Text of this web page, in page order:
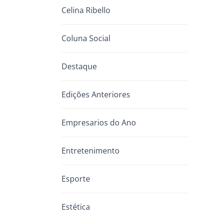
Celina Ribello
Coluna Social
Destaque
Edições Anteriores
Empresarios do Ano
Entretenimento
Esporte
Estética